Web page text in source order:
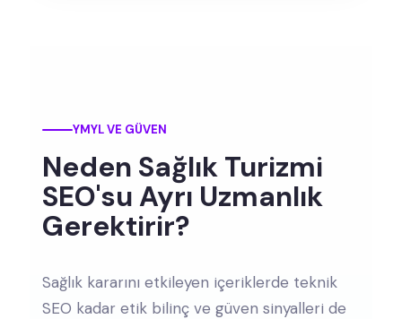
YMYL VE GÜVEN
Neden Sağlık Turizmi
SEO'su Ayrı Uzmanlık
Gerektirir?
Sağlık kararını etkileyen içeriklerde teknik
SEO kadar etik bilinç ve güven sinyalleri de